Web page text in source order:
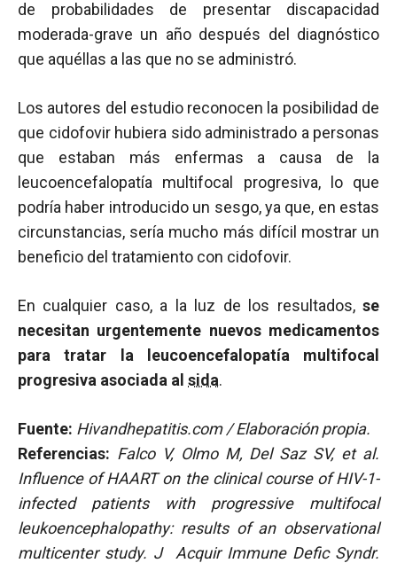
de probabilidades de presentar discapacidad
moderada-grave un año después del diagnóstico
que aquéllas a las que no se administró.
Los autores del estudio reconocen la posibilidad de
que cidofovir hubiera sido administrado a personas
que estaban más enfermas a causa de la
leucoencefalopatía multifocal progresiva, lo que
podría haber introducido un sesgo, ya que, en estas
circunstancias, sería mucho más difícil mostrar un
beneficio del tratamiento con cidofovir.
En cualquier caso, a la luz de los resultados, se
necesitan urgentemente nuevos medicamentos
para tratar la leucoencefalopatía multifocal
progresiva asociada al sida.
Fuente: Hivandhepatitis.com / Elaboración propia.
Referencias: Falco V, Olmo M, Del Saz SV, et al.
Influence of HAART on the clinical course of HIV-1-
infected patients with progressive multifocal
leukoencephalopathy: results of an observational
multicenter study. J Acquir Immune Defic Syndr.